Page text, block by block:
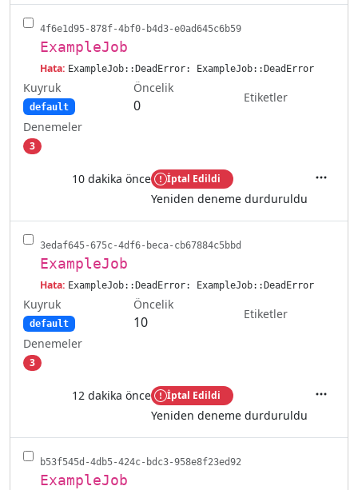
4f6e1d95-878f-4bf0-b4d3-e0ad645c6b59
ExampleJob
Hata: ExampleJob::DeadError: ExampleJob::DeadError
Kuyruk
default
Öncelik
0
Etiketler
Denemeler
3
10 dakika önce İptal Edildi
Yeniden deneme durduruldu
3edaf645-675c-4df6-beca-cb67884c5bbd
ExampleJob
Hata: ExampleJob::DeadError: ExampleJob::DeadError
Kuyruk
default
Öncelik
10
Etiketler
Denemeler
3
12 dakika önce İptal Edildi
Yeniden deneme durduruldu
b53f545d-4db5-424c-bdc3-958e8f23ed92
ExampleJob